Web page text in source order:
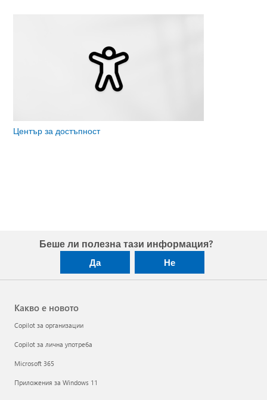
Център за достъпност
Беше ли полезна тази информация?
Да Не
Какво е новото
Copilot за организации
Copilot за лична употреба
Microsoft 365
Приложения за Windows 11